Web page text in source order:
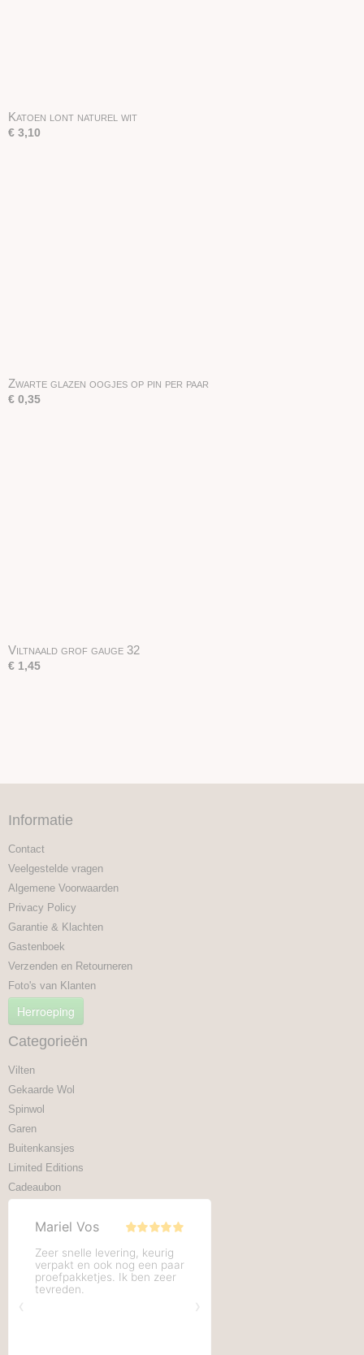
Katoen lont naturel wit
€ 3,10
Zwarte glazen oogjes op pin per paar
€ 0,35
Viltnaald grof gauge 32
€ 1,45
Informatie
Contact
Veelgestelde vragen
Algemene Voorwaarden
Privacy Policy
Garantie & Klachten
Gastenboek
Verzenden en Retourneren
Foto's van Klanten
Herroeping
Categorieën
Vilten
Gekaarde Wol
Spinwol
Garen
Buitenkansjes
Limited Editions
Cadeaubon